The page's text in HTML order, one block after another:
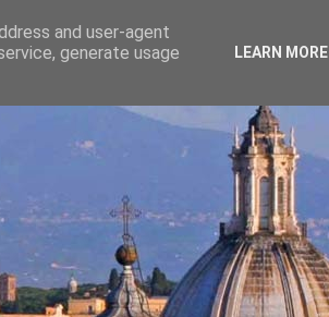
and user-agent
generate usage
LEARN MORE